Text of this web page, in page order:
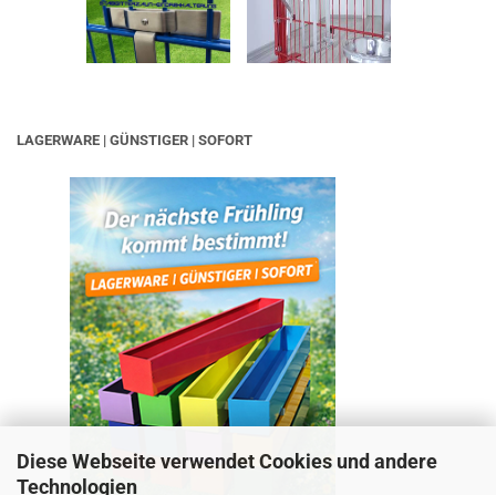
Diese Webseite verwendet Cookies und andere
Technologien
LAGERWARE | GÜNSTIGER | SOFORT